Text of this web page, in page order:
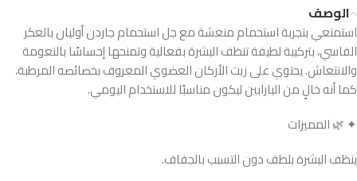
الوصف
استمتعي بتجربة استحمام منعشة مع جل استحمام جاردن أوليان بالعكر
الفاسي، بتركيبة لطيفة تنظف البشرة بفعالية وتمنحها إحساسًا بالنعومة
والانتعاش. يحتوي على زيت الأركان العضوي المعروف بخصائصه المرطبة،
كما أنه خالٍ من البارابين ليكون مناسبًا للاستخدام اليومي.
✦ 🌿 المميزات
ينظف البشرة بلطف دون التسبب بالجفاف.